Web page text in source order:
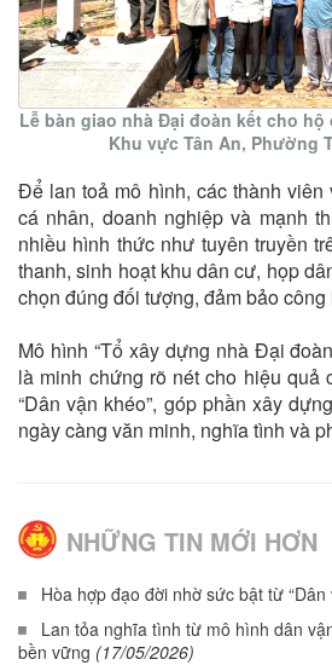
Lễ bàn giao nhà Đại đoàn kết cho hộ
Khu vực Tân An, Phường
Để lan toả mô hình, các thành viên
cá nhân, doanh nghiệp và mạnh
nhiều hình thức như tuyên truyền
thanh, sinh hoạt khu dân cư, họp
chọn đúng đối tượng, đảm bảo
Mô hình “Tổ xây dựng nhà Đại
là minh chứng rõ nét cho hiệu quả
“Dân vận khéo”, góp phần xây
ngày càng văn minh, nghĩa tình và
NHỮNG TIN MỚI HƠN
Hòa hợp đạo đời nhờ sức bật từ “Dân
Lan tỏa nghĩa tình từ mô hình dân
bền vững (17/05/2026)